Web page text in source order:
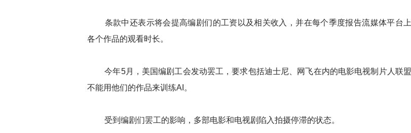
条款中还表示将会提高编剧们的工资以及相关收入，并在每个季度报告流媒体平台上
各个作品的观看时长。
今年5月，美国编剧工会发动罢工，要求包括迪士尼、网飞在内的电影电视制片人联盟
不能用他们的作品来训练AI。
受到编剧们罢工的影响，多部电影和电视剧陷入拍摄停滞的状态。